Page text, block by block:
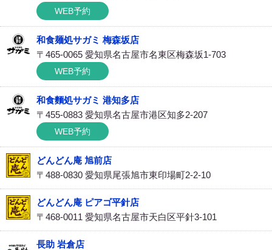
WEB予約
和食麺処サガミ 梅森坂店
〒465-0065 愛知県名古屋市名東区梅森坂1-703
WEB予約
和食麵処サガミ 港知多店
〒455-0883 愛知県名古屋市港区知多2-207
WEB予約
どんどん庵 旭前店
〒488-0830 愛知県尾張旭市東印場町2-2-10
どんどん庵 ピアゴ平針店
〒468-0011 愛知県名古屋市天白区平針3-101
長助 岩倉店